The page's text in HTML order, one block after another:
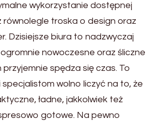
wykorzystanie dostępnej
równolegle troska o design oraz
Dzisiejsze biura to nadzwyczaj
nowoczesne oraz śliczne
przyjemnie spędza się czas. To
wolno liczyć na to, że
ładne, jakkolwiek też
gotowe. Na pewno